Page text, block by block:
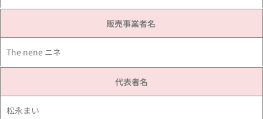
販売事業者名 ​
The nene ニネ
代表者名
松永まい